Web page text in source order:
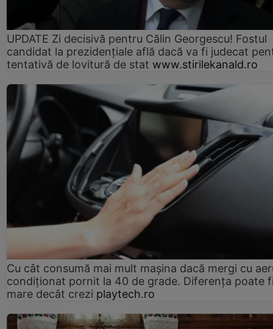
UPDATE Zi decisivă pentru Călin Georgescu! Fostul
candidat la prezidențiale află dacă va fi judecat
tentativă de lovitură de stat www.stirilekanald.ro
Cu cât consumă mai mult mașina dacă mergi cu
condiționat pornit la 40 de grade. Diferența poate
mare decât crezi playtech.ro